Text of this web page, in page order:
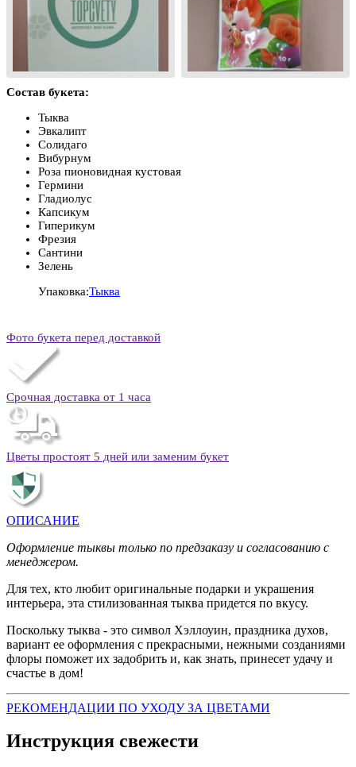
Состав букета:
Тыква
Эвкалипт
Солидаго
Вибурнум
Роза пионовидная кустовая
Гермини
Гладиолус
Капсикум
Гиперикум
Фрезия
Сантини
Зелень
Упаковка:Тыква
Фото букета перед доставкой
Срочная доставка от 1 часа
Цветы простоят 5 дней или заменим букет
ОПИСАНИЕ
Оформление тыквы только по предзаказу и согласованию с
менеджером.
Для тех, кто любит оригинальные подарки и украшения
интерьера, эта стилизованная тыква придется по вкусу.
Поскольку тыква - это символ Хэллоуин, праздника духов,
вариант ее оформления с прекрасными, нежными созданиями
флоры поможет их задобрить и, как знать, принесет удачу и
счастье в дом!
РЕКОМЕНДАЦИИ ПО УХОДУ ЗА ЦВЕТАМИ
Инструкция свежести